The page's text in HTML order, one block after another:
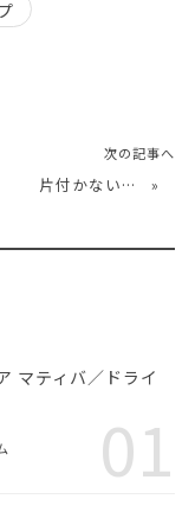
次の記事へ
片付かない… »
マティバ／ドライ
01